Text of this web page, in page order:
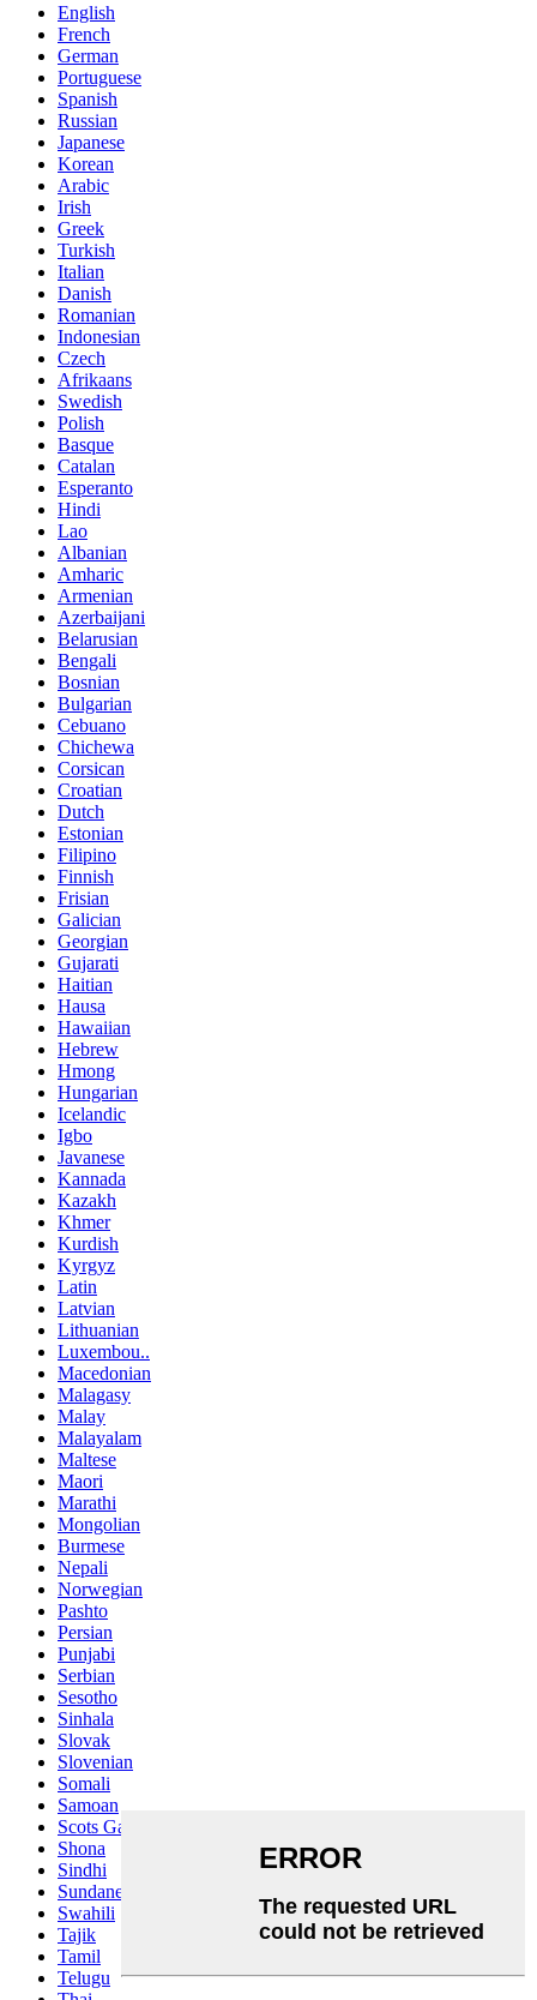
English
French
German
Portuguese
Spanish
Russian
Japanese
Korean
Arabic
Irish
Greek
Turkish
Italian
Danish
Romanian
Indonesian
Czech
Afrikaans
Swedish
Polish
Basque
Catalan
Esperanto
Hindi
Lao
Albanian
Amharic
Armenian
Azerbaijani
Belarusian
Bengali
Bosnian
Bulgarian
Cebuano
Chichewa
Corsican
Croatian
Dutch
Estonian
Filipino
Finnish
Frisian
Galician
Georgian
Gujarati
Haitian
Hausa
Hawaiian
Hebrew
Hmong
Hungarian
Icelandic
Igbo
Javanese
Kannada
Kazakh
Khmer
Kurdish
Kyrgyz
Latin
Latvian
Lithuanian
Luxembou..
Macedonian
Malagasy
Malay
Malayalam
Maltese
Maori
Marathi
Mongolian
Burmese
Nepali
Norwegian
Pashto
Persian
Punjabi
Serbian
Sesotho
Sinhala
Slovak
Slovenian
Somali
Samoan
Scots Gaelic
Shona
Sindhi
Sundanese
Swahili
Tajik
Tamil
Telugu